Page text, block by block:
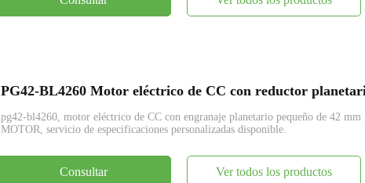
pg42-bl4260, motor eléctrico de CC con engranaje planetario pequeño de 42
MOTOR, servicio de especificaciones personalizadas disponible.
Consultar Ver todos los productos